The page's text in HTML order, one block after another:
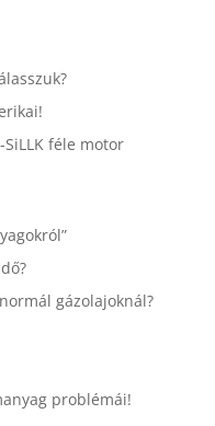
SiLLK féle motor
gázolajoknál?
problémái!